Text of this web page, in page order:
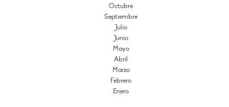
Octubre
Septiembre
Julio
Junio
Mayo
Abril
Marzo
Febrero
Enero